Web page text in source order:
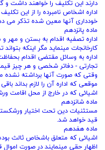
دارند این تکلیف را خواهند داشت و
اداره اشخاص نامبرده را از این
خودداری آنها معین شده تذکر می
ماده پانزدهم
اداره تصفیه اقدام به بستن و مهر و
کارخانجات مینماید مگر اینکه
اداره به وسائل مقتضی اقدام
تجارتی - دفاتر شخصی و هر چیز
وقتی که صورت آنها برداشته نشده
موقعی که اداره آن را لازم بداند
اشیائی که در خارج از محل اقامت
ماده شانزدهم
مستثنیات دین تحت اختیار
قید خواهد شد.
ماده هفدهم
اشیائی که متعلق باشخاص ثالث
اظهار حقی مینمایند در صورت